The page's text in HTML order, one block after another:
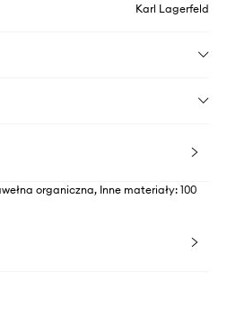
Karl Lagerfeld
organiczna, Inne materiały: 100